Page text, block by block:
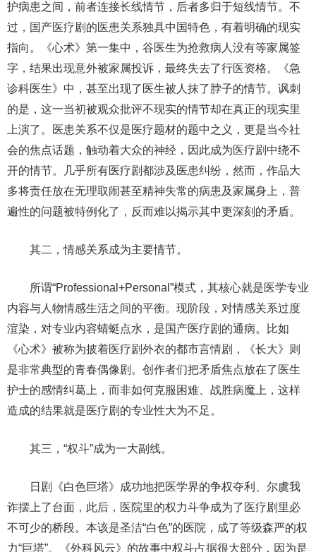
护病患之间，前者连接长线情节，后者多归于短线情节。不
过，国产医疗剧的医患关系独具中国特色，有着明确的现实
指向。《心术》第一集中，谷医生为抢救病人没有等家属签
字，结果出现意外被家属投诉，最终失去了行医资格。《急
诊科医生》中，甚至出现了医生被人抹了脖子的情节。讽刺
的是，这一当初被观众批评不现实的情节却在真正的现实里
上演了。医患关系不仅是医疗题材的题中之义，更是当今社
会的焦点话题，触动着大众的神经，因此成为医疗剧中绕不
开的情节。几乎所有医疗剧都涉及医患纠纷，然而，作品大
多将责任放在无理取闹甚至精神失常的病患及家属身上，普
遍性的问题被特例化了，反而难以揭示其中更深刻的矛盾。
其二，情感关系成为主要情节。
所谓“Professional+Personal”模式，其核心就是医学专业
内容与人物情感生活之间的平衡。现阶段，对情感关系过度
渲染，对专业内容蜻蜓点水，是国产医疗剧的通病。比如
《心术》被称为披着医疗剧外衣的都市言情剧，《长大》则
是非常典型的青春偶像剧。创作者们把矛盾焦点放在了医生
护士的感情纠葛上，而非如何克服困难、战胜病魔上，这样
造成的结果就是医疗剧的专业性大为不足。
其三，“权斗”成为一大副线。
日剧《白色巨塔》成功地把医学界的争权夺利、尔虞我
诈摆上了台面，此后，医院里的权力斗争成为了医疗剧里必
不可少的桥段。本该是圣洁“白色”的医院，成了等级森严的权
力“巨塔”。《外科风云》的故事中权斗占据很大部分，因为是